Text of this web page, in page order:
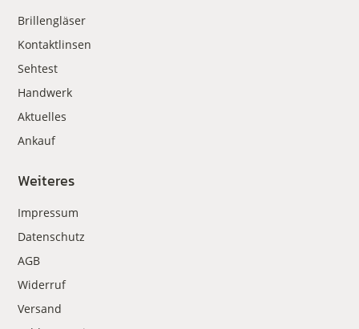
Brillengläser
Kontaktlinsen
Sehtest
Handwerk
Aktuelles
Ankauf
Weiteres
Impressum
Datenschutz
AGB
Widerruf
Versand